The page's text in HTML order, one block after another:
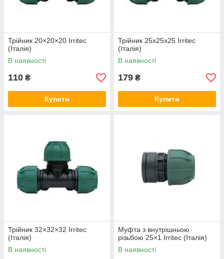
Трійник 20×20×20 Irritec
(Італія)
В наявності
110 ₴
Купити
Трійник 25х25х25 Irritec
(Італія)
В наявності
179 ₴
Купити
Трійник 32×32×32 Irritec
(Італія)
В наявності
Муфта з внутрішньою
різьбою 25×1 Irritec (Італія)
В наявності